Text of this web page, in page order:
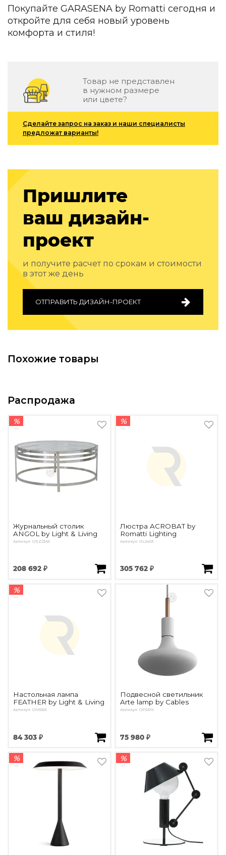
Покупайте GARASENA by Romatti сегодня и
откройте для себя новый уровень
комфорта и стиля!
Товар не представлен
в нужном размере
или цвете?
Сделайте запрос на заказ и наши специалисты
предложат варианты!
Пришлите
ваш дизайн-
проект
и получите расчет по срокам и стоимости
в этот же день
ОТПРАВИТЬ ДИЗАЙН-ПРОЕКТ
Похожие товары
Распродажа
%
Журнальный столик
ANGOL by Light & Living
Артикул: OSZ2345
208 692 ₽
%
Люстра ACROBAT by
Romatti Lighting
Артикул: OL2493
305 762 ₽
%
Настольная лампа
FEATHER by Light & Living
Артикул: ON5556
84 303 ₽
Подвесной светильник
Arte lamp by Cables
Артикул: OPD516
75 980 ₽
% %